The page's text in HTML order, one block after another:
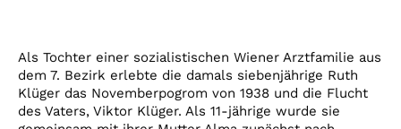
Als Tochter einer sozialistischen Wiener Arztfamilie aus
dem 7. Bezirk erlebte die damals siebenjährige Ruth
Klüger das Novemberpogrom von 1938 und die Flucht
des Vaters, Viktor Klüger. Als 11-jährige wurde sie